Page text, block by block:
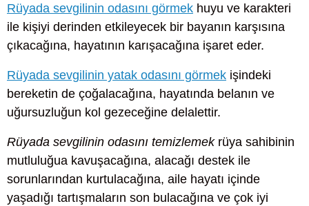
Rüyada sevgilinin odasını görmek huyu ve karakteri
ile kişiyi derinden etkileyecek bir bayanın karşısına
çıkacağına, hayatının karışacağına işaret eder.
Rüyada sevgilinin yatak odasını görmek işindeki
bereketin de çoğalacağına, hayatında belanın ve
uğursuzluğun kol gezeceğine delalettir.
Rüyada sevgilinin odasını temizlemekrüya sahibinin
mutluluğua kavuşacağına, alacağı destek ile
sorunlarından kurtulacağına, aile hayatı içinde
yaşadığı tartışmaların son bulacağına ve çok iyi